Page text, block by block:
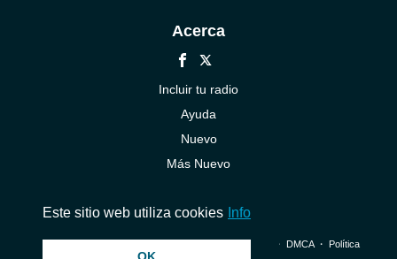
Acerca
Incluir tu radio
Ayuda
Nuevo
Más Nuevo
© 2026 InstantAudio. Reservados todos los derechos. ・ DMCA・ Política
Este sitio web utiliza cookies Info